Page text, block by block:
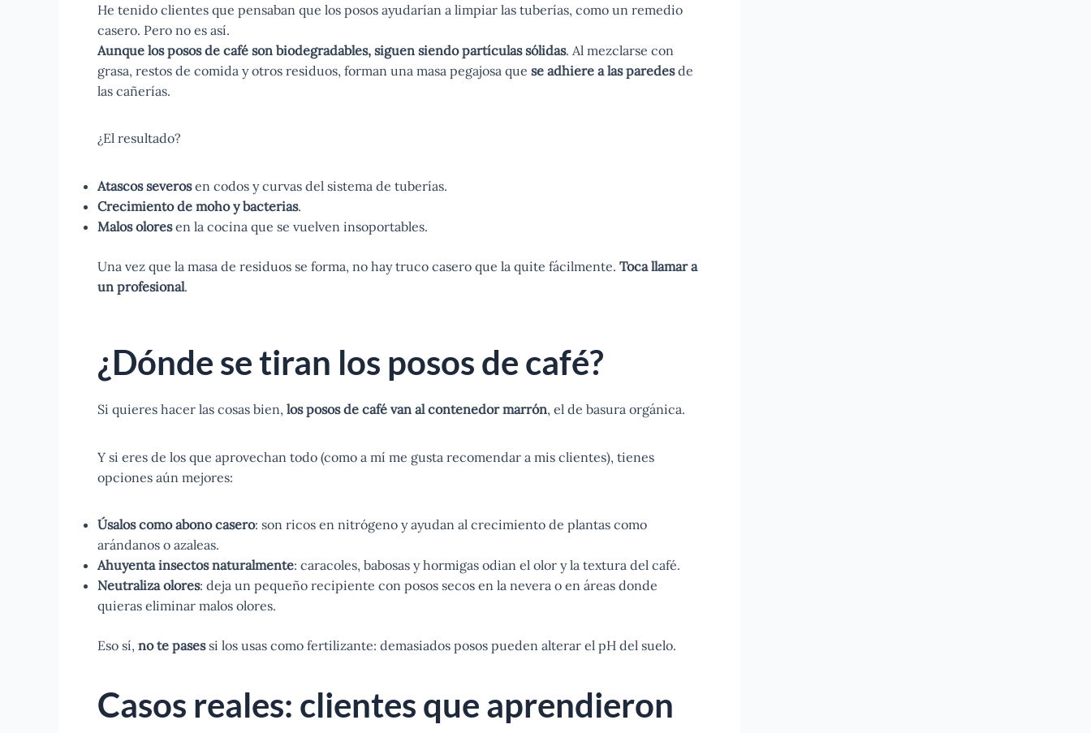
He tenido clientes que pensaban que los posos ayudarían a limpiar las tuberías, como un remedio
casero. Pero no es así.
Aunque los posos de café son biodegradables, siguen siendo partículas sólidas. Al mezclarse con
grasa, restos de comida y otros residuos, forman una masa pegajosa que se adhiere a las paredesde
las cañerías.
¿El resultado?
Atascos severosen codos y curvas del sistema de tuberías.
Crecimiento de moho y bacterias.
Malos oloresen la cocina que se vuelven insoportables.
Una vez que la masa de residuos se forma, no hay truco casero que la quite fácilmente. Toca llamar a
un profesional.
¿Dónde se tiran los posos de café?
Si quieres hacer las cosas bien, los posos de café van al contenedor marrón, el de basura orgánica.
Y si eres de los que aprovechan todo (como a mí me gusta recomendar a mis clientes), tienes
opciones aún mejores:
Úsalos como abono casero: son ricos en nitrógeno y ayudan al crecimiento de plantas como
arándanos o azaleas.
Ahuyenta insectos naturalmente: caracoles, babosas y hormigas odian el olor y la textura del café.
Neutraliza olores: deja un pequeño recipiente con posos secos en la nevera o en áreas donde
quieras eliminar malos olores.
Eso sí, no te pasessi los usas como fertilizante: demasiados posos pueden alterar el pH del suelo.
Casos reales: clientes que aprendieron